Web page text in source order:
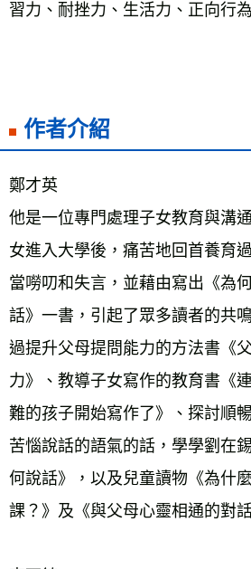
習力、耐挫力、生活力、正向行
作者介紹
鄭才英
他是一位專門處理子女教育與溝
女進入大學後，痛苦地回首養育
當嘮叨和失言，並藉由寫出《為
話》一書，引起了眾多讀者的共
過提升父母提問能力的方法書《
力》、教導子女寫作的教育書《
難的孩子開始寫作了》、探討順
苦惱說話的語氣的話，學學劉在
何說話》，以及兒童讀物《為什
課？》及《與父母心靈相通的對